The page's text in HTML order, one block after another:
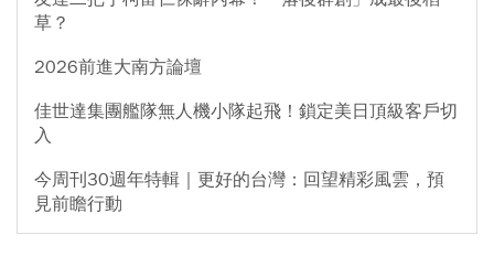
草？
2026前進大南方論壇
佳世達集團艦隊無人機小隊起飛！鎖定美日頂級客戶切
入
今周刊30週年特輯｜更好的台灣：回望精彩風雲，預
見前瞻行動